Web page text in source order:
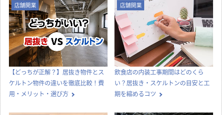
店舗開業
【どっちが正解？】居抜き物件とス
ケルトン物件の違いを徹底比較！費
用・メリット・選び方
店舗開業
飲食店の内装工事期間はどのくら
い？居抜き・スケルトンの目安と工
期を縮めるコツ